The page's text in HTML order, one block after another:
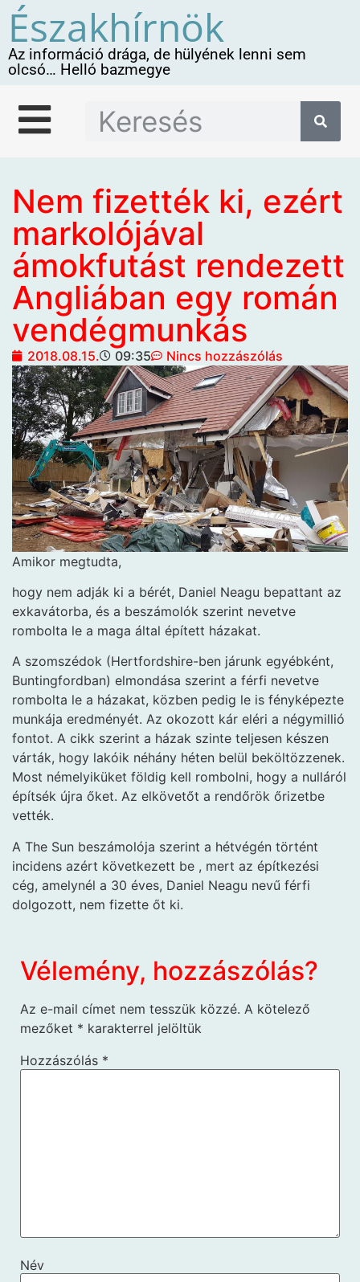
Északhírnök
Az információ drága, de hülyének lenni sem
olcsó… Helló bazmegye
Nem fizették ki, ezért
markolójával
ámokfutást rendezett
Angliában egy román
vendégmunkás
2018.08.15. 09:35 Nincs hozzászólás
Amikor megtudta,
hogy nem adják ki a bérét, Daniel Neagu bepattant az
exkavátorba, és a beszámolók szerint nevetve
rombolta le a maga által épített házakat.
A szomszédok (Hertfordshire-ben járunk egyébként,
Buntingfordban) elmondása szerint a férfi nevetve
rombolta le a házakat, közben pedig le is fényképezte
munkája eredményét. Az okozott kár eléri a négymillió
fontot. A cikk szerint a házak szinte teljesen készen
várták, hogy lakóik néhány héten belül beköltözzenek.
Most némelyiküket földig kell rombolni, hogy a nulláról
építsék újra őket. Az elkövetőt a rendőrök őrizetbe
vették.
A The Sun beszámolója szerint a hétvégén történt
incidens azért következett be , mert az építkezési
cég, amelynél a 30 éves, Daniel Neagu nevű férfi
dolgozott, nem fizette őt ki.
Vélemény, hozzászólás?
Az e-mail címet nem tesszük közzé. A kötelező
mezőket * karakterrel jelöltük
Hozzászólás *
Név